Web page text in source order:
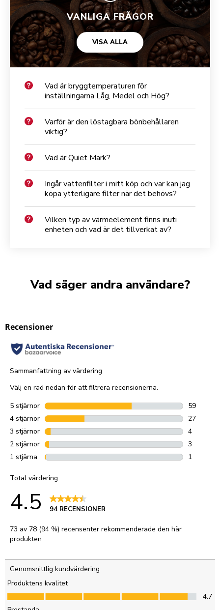
VANLIGA FRÅGOR
VISA ALLA
Vad är bryggtemperaturen för
inställningarna Låg, Medel och Hög?
Varför är den löstagbara bönbehållaren
viktig?
Vad är Quiet Mark?
Ingår vattenfilter i mitt köp och var kan jag
köpa ytterligare filter när det behövs?
Vilken typ av värmeelement finns inuti
enheten och vad är det tillverkat av?
Vad säger andra användare?